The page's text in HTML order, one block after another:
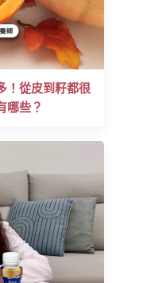
！從皮到籽都很
哪些？